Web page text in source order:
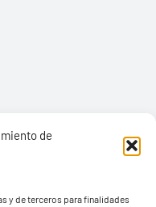
de
y de terceros para finalidades